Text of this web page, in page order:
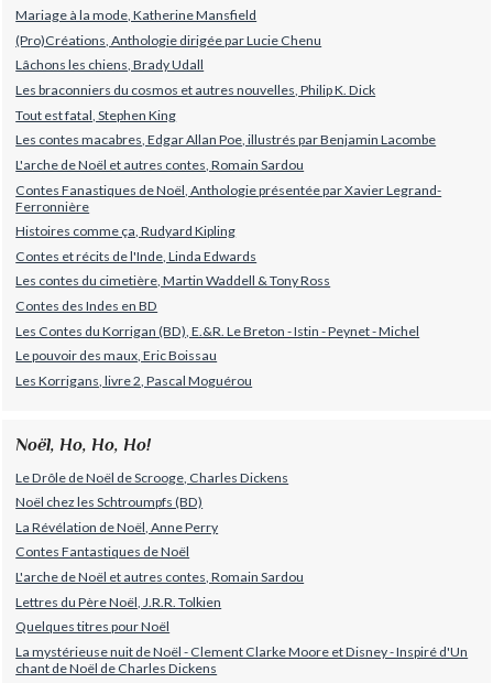
Mariage à la mode, Katherine Mansfield
(Pro)Créations, Anthologie dirigée par Lucie Chenu
Lâchons les chiens, Brady Udall
Les braconniers du cosmos et autres nouvelles, Philip K. Dick
Tout est fatal, Stephen King
Les contes macabres, Edgar Allan Poe, illustrés par Benjamin Lacombe
L'arche de Noël et autres contes, Romain Sardou
Contes Fanastiques de Noël, Anthologie présentée par Xavier Legrand-
Ferronnière
Histoires comme ça, Rudyard Kipling
Contes et récits de l'Inde, Linda Edwards
Les contes du cimetière, Martin Waddell & Tony Ross
Contes des Indes en BD
Les Contes du Korrigan (BD), E.&R. Le Breton - Istin - Peynet - Michel
Le pouvoir des maux, Eric Boissau
Les Korrigans, livre 2, Pascal Moguérou
Noël, Ho, Ho, Ho!
Le Drôle de Noël de Scrooge, Charles Dickens
Noël chez les Schtroumpfs (BD)
La Révélation de Noël, Anne Perry
Contes Fantastiques de Noël
L'arche de Noël et autres contes, Romain Sardou
Lettres du Père Noël, J.R.R. Tolkien
Quelques titres pour Noël
La mystérieuse nuit de Noël - Clement Clarke Moore et Disney - Inspiré d'Un
chant de Noël de Charles Dickens